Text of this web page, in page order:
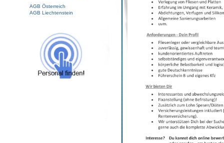
AGB Österreich
AGB Liechtenstein